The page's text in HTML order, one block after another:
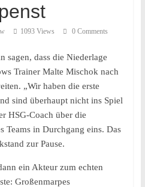
1093 Views 0 Comments
sagen, dass die Niederlage
Trainer Malte Mischok nach
„Wir haben die erste
sind überhaupt nicht ins Spiel
HSG-Coach über die
Teams in Durchgang eins. Das
zur Pause.
ein Akteur zum echten
Großenmarpes